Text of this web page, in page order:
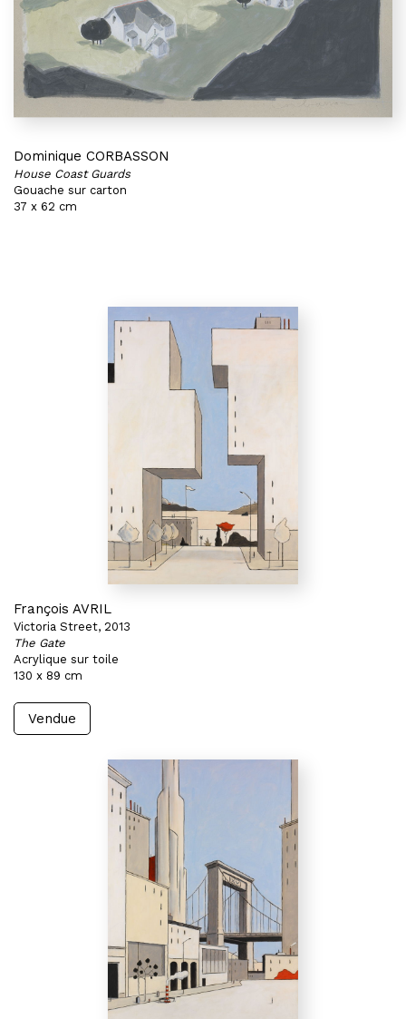
Dominique CORBASSON
House Coast Guards
Gouache sur carton
37 x 62 cm
François AVRIL
Victoria Street, 2013
The Gate
Acrylique sur toile
130 x 89 cm
Vendue